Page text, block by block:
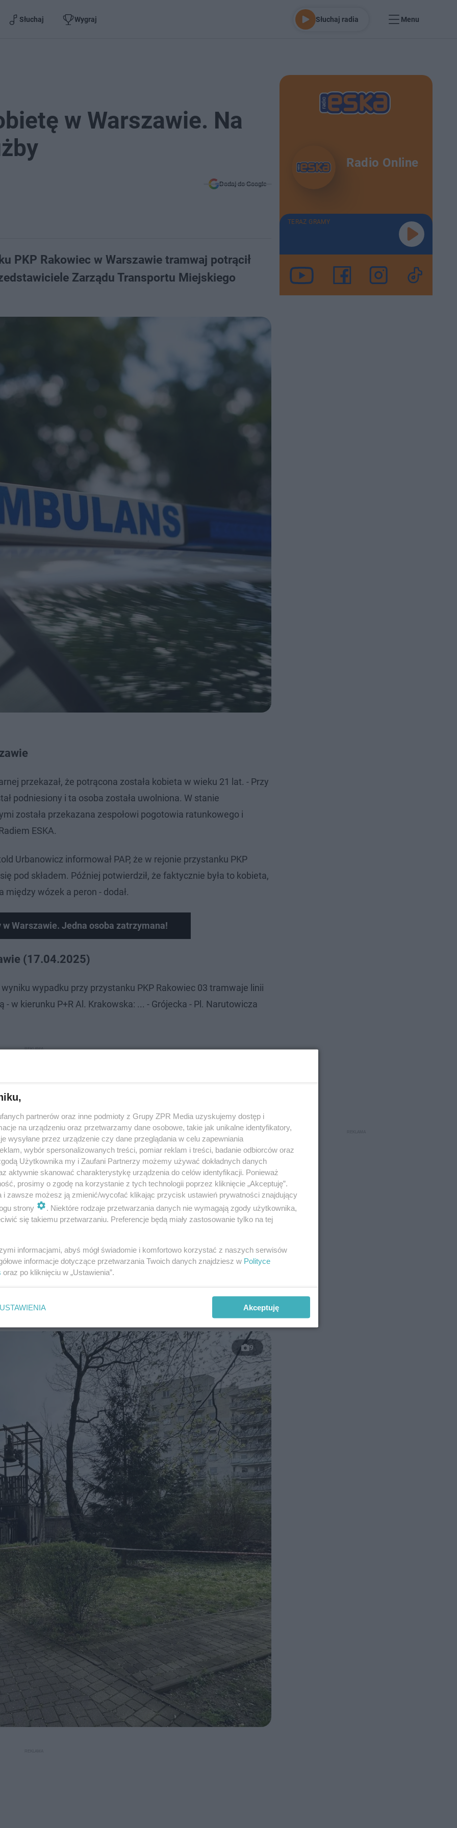
Słuchaj Wygraj Słuchaj radia Menu
w Warszawie. Na
Dodaj do Google
PKP Rakowiec w Warszawie tramwaj potrącił
Zarządu Transportu Miejskiego
przekazał, że potrącona została kobieta w wieku 21 lat. - Przy
podniesiony i ta osoba została uwolniona. W stanie
została przekazana zespołowi pogotowia ratunkowego i
ESKA.
Urbanowicz informował PAP, że w rejonie przystanku PKP
pod składem. Później potwierdził, że faktycznie była to kobieta,
między wózek a peron - dodał.
Warszawie. Jedna osoba zatrzymana!
(17.04.2025)
wypadku przy przystanku PKP Rakowiec 03 tramwaje linii
w kierunku P+R Al. Krakowska: ... - Grójecka - Pl. Narutowicza
kursowała na trasie: Pl. Narutowicza 02 - Grójecka - Al.
zdjęcia:
9
Radio Online
TERAZ GRAMY
partnerów oraz inne podmioty z Grupy ZPR Media uzyskujemy dostęp i
na urządzeniu oraz przetwarzamy dane osobowe, takie jak unikalne identyfikatory,
wysyłane przez urządzenie czy dane przeglądania w celu zapewniania
wybór spersonalizowanych treści, pomiar reklam i treści, badanie odbiorców oraz
Użytkownika my i Zaufani Partnerzy możemy używać dokładnych danych
aktywnie skanować charakterystykę urządzenia do celów identyfikacji. Ponieważ
prosimy o zgodę na korzystanie z tych technologii poprzez kliknięcie „Akceptuję”.
i zawsze możesz ją zmienić/wycofać klikając przycisk ustawień prywatności znajdujący
strony
. Niektóre rodzaje przetwarzania danych nie wymagają zgody użytkownika,
się takiemu przetwarzaniu. Preferencje będą miały zastosowanie tylko na tej
informacjami, abyś mógł świadomie i komfortowo korzystać z naszych serwisów
informacje dotyczące przetwarzania Twoich danych znajdziesz w Polityce
oraz po kliknięciu w „Ustawienia”.
USTAWIENIA Akceptuję